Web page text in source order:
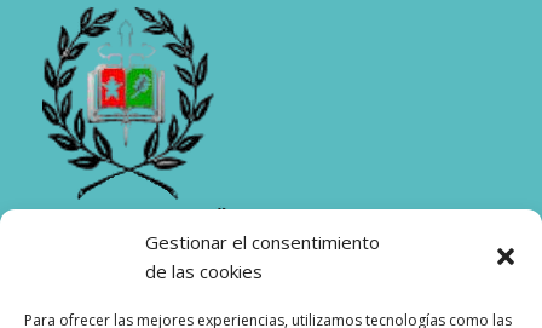
Gestionar el consentimiento
de las cookies
Para ofrecer las mejores experiencias, utilizamos tecnologías como las